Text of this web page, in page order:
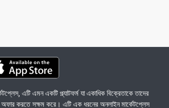
এটি এমন একটি প্ল্যাটফর্ম যা একাধিক বিক্রেতাকে তাদের
অফার করতে সক্ষম করে। এটি এক ধরনের অনলাইন মার্কেটপ্লেস